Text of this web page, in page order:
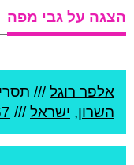
הצגה על גבי מפה
אלפר רוגל///
השרון, ישראל///